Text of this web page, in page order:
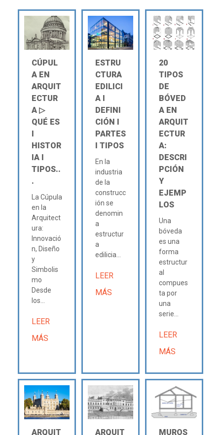
CÚPUL
A EN
ARQUIT
ECTUR
A ▷
QUÉ ES
Ι
HISTOR
IA Ι
TIPOS..
.
La Cúpula
en la
Arquitect
ura:
Innovació
n, Diseño
y
Simbolis
mo
Desde
los...
LEER
MÁS
ESTRU
CTURA
EDILICI
A Ι
DEFINI
CIÓN Ι
PARTES
Ι TIPOS
En la
industria
de la
construcc
ión se
denomin
a
estructur
a
edilicia...
LEER
MÁS
20
TIPOS
DE
BÓVED
A EN
ARQUIT
ECTUR
A:
DESCRI
PCIÓN
Y
EJEMP
LOS
Una
bóveda
es una
forma
estructur
al
compues
ta por
una
serie...
LEER
MÁS
ARQUIT ARQUIT MUROS